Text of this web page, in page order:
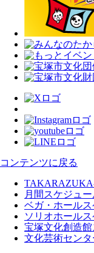
コンテンツに戻る
月間スケジュ
ベガ・ホール
ソリオホール
宝塚文化創造
文化芸術セン